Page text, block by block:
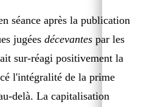
séance après la publication
jugées décevantes par les
sur-réagi positivement la
l'intégralité de la prime
delà. La capitalisation